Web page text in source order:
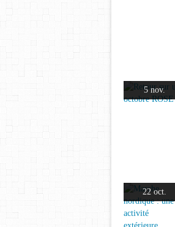
5 nov.
22 oct.